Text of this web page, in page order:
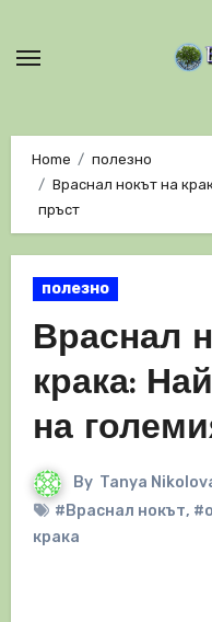
Home
полезно
Враснал нокът на
пръст
полезно
Враснал
крака:
на
By Tanya
#Враснал нокът,
крака